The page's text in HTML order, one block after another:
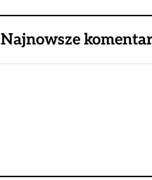
Najnowsze